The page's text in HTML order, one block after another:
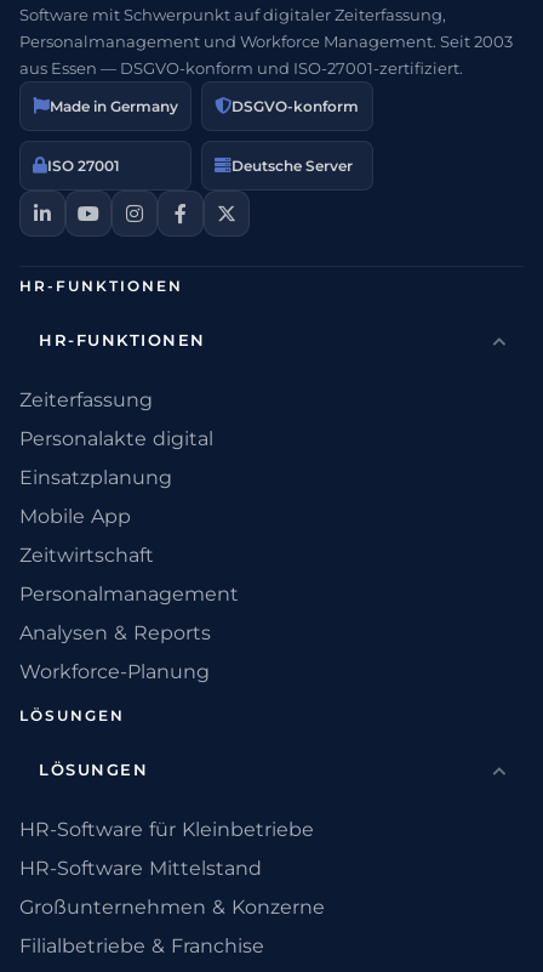
Software mit Schwerpunkt auf digitaler Zeiterfassung,
Personalmanagement und Workforce Management. Seit 2003
aus Essen — DSGVO-konform und ISO-27001-zertifiziert.
Made in Germany DSGVO-konform
ISO 27001 Deutsche Server
HR-FUNKTIONEN
HR-FUNKTIONEN
Zeiterfassung
Personalakte digital
Einsatzplanung
Mobile App
Zeitwirtschaft
Personalmanagement
Analysen & Reports
Workforce-Planung
LÖSUNGEN
LÖSUNGEN
HR-Software für Kleinbetriebe
HR-Software Mittelstand
Großunternehmen & Konzerne
Filialbetriebe & Franchise